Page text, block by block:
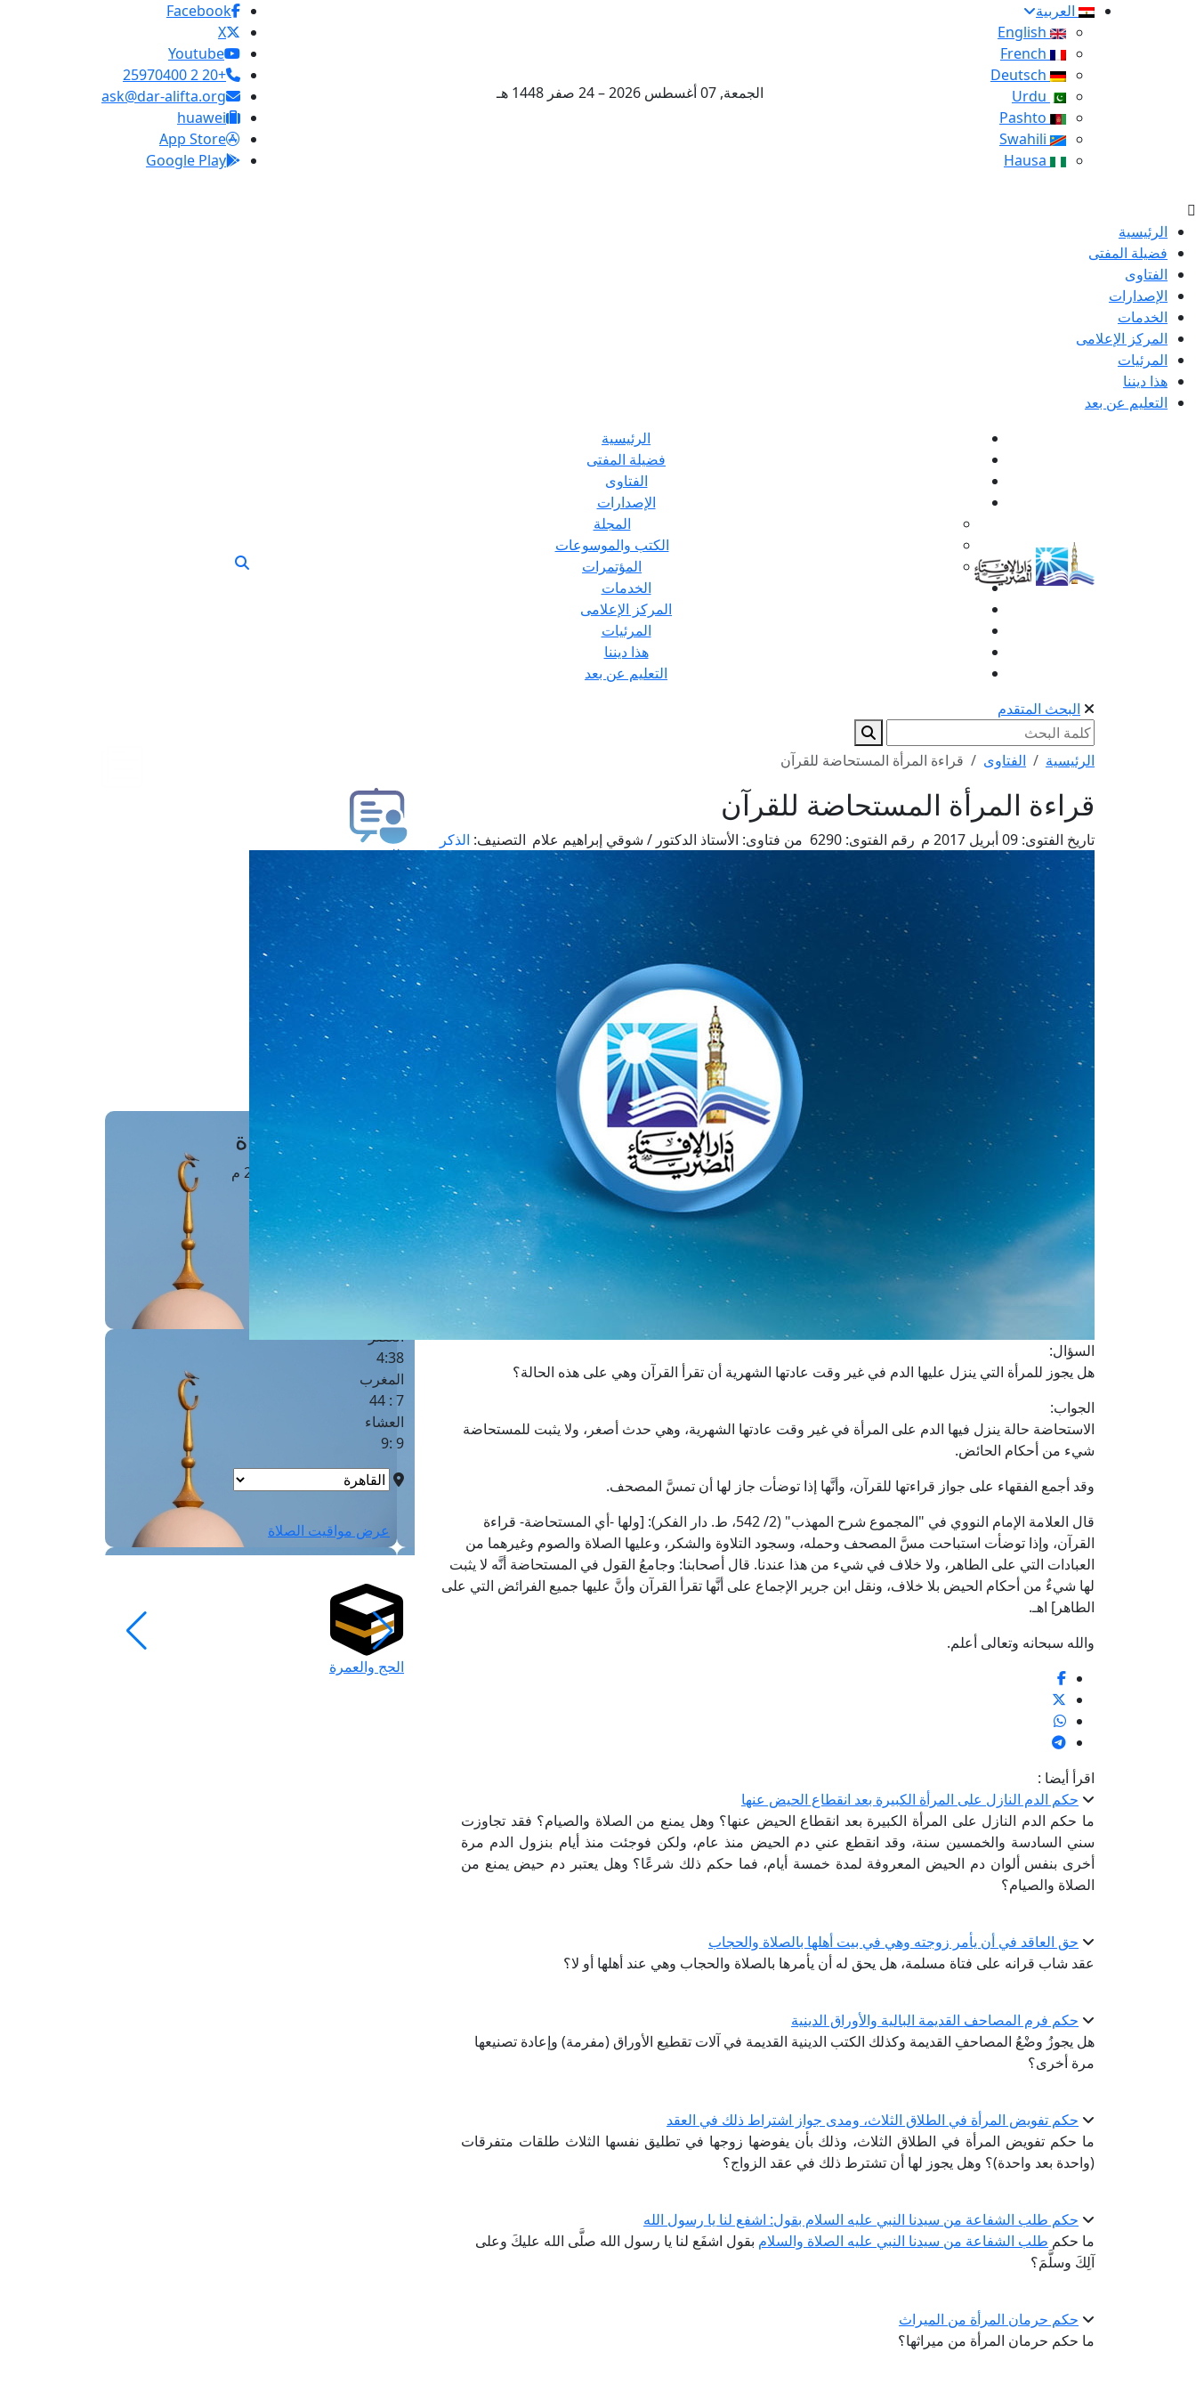
العربية
الجمعة, 07 أغسطس 2026 – 24 صفر 1448 هـ
Facebook
X
Youtube
+20 2 25970400
ask@dar-alifta.org
huawei
App Store
Google Play
الرئيسية
فضيلة المفتى
الفتاوى
الإصدارات
الخدمات
المركز الإعلامى
المرئيات
هذا ديننا
التعليم عن بعد
الرئيسية
فضيلة المفتى
الفتاوى
الإصدارات
المجلة
الكتب والموسوعات
المؤتمرات
الخدمات
المركز الإعلامى
المرئيات
هذا ديننا
التعليم عن بعد
البحث المتقدم
الرئيسية الفتاوى قراءة المرأة المستحاضة للقرآن
قراءة المرأة المستحاضة للقرآن
تاريخ الفتوى: رقم الفتوى: 6290 من فتاوى: الأستاذ الدكتور / شوقي إبراهيم علام التصنيف: الذكر
السؤال:
هل يجوز للمرأة التي ينزل عليها الدم في غير وقت عادتها الشهرية أن تقرأ القرآن وهي على هذه الحالة؟
الجواب:
الاستحاضة حالة ينزل فيها الدم على المرأة في غير وقت عادتها الشهرية، وهي حدث أصغر، ولا يثبت للمستحاضة
شيء من أحكام الحائض.
وقد أجمع الفقهاء على جواز قراءتها للقرآن، وأنَّها إذا توضأت جاز لها أن تمسَّ المصحف.
قال العلامة الإمام النووي في "المجموع شرح المهذب" (2/ 542، ط. دار الفكر): [ولها -أي المستحاضة- قراءة
القرآن، وإذا توضأت استباحت مسَّ المصحف وحمله، وسجود التلاوة والشكر، وعليها الصلاة والصوم وغيرهما من
العبادات التي على الطاهر، ولا خلاف في شيء من هذا عندنا. قال أصحابنا: وجامعُ القول في المستحاضة أنَّه لا يثبت
لها شيءٌ من أحكام الحيض بلا خلاف، ونقل ابن جرير الإجماع على أنَّها تقرأ القرآن وأنَّ عليها جميع الفرائض التي على
الطاهر] اهـ.
والله سبحانه وتعالى أعلم.
اقرأ أيضا :
حكم الدم النازل على المرأة الكبيرة بعد انقطاع الحيض عنها
ما حكم الدم النازل على المرأة الكبيرة بعد انقطاع الحيض عنها؟ وهل يمنع من الصلاة والصيام؟ فقد تجاوزت
سني السادسة والخمسين سنة، وقد انقطع عني دم الحيض منذ عام، ولكن فوجئت منذ أيام بنزول الدم مرة
أخرى بنفس ألوان دم الحيض المعروفة لمدة خمسة أيام، فما حكم ذلك شرعًا؟ وهل يعتبر دم حيض يمنع من
الصلاة والصيام؟
حق العاقد في أن يأمر زوجته وهي في بيت أهلها بالصلاة والحجاب
عقد شاب قرانه على فتاة مسلمة، هل يحق له أن يأمرها بالصلاة والحجاب وهي عند أهلها أو لا؟
حكم فرم المصاحف القديمة البالية والأوراق الدينية
هل يجوزُ وضْعُ المصاحفِ القديمة وكذلك الكتب الدينية القديمة في آلات تقطيع الأوراق (مفرمة) وإعادة تصنيعها
مرة أخرى؟
حكم تفويض المرأة في الطلاق الثلاث، ومدى جواز اشتراط ذلك في العقد
ما حكم تفويض المرأة في الطلاق الثلاث، وذلك بأن يفوضها زوجها في تطليق نفسها الثلاث طلقات متفرقات
(واحدة بعد واحدة)؟ وهل يجوز لها أن تشترط ذلك في عقد الزواج؟
حكم طلب الشفاعة من سيدنا النبي عليه السلام بقول: اشفع لنا يا رسول الله
ما حكم طلب الشفاعة من سيدنا النبي عليه الصلاة والسلام بقول اشفَع لنا يا رسول الله صلَّى الله عليكَ وعلى
آلِكَ وسلَّمَ؟
حكم حرمان المرأة من الميراث
ما حكم حرمان المرأة من ميراثها؟
طلب فتوى
استعلام عن فتوى
حجز موعد
الفتوى الهاتفية
مَواقِيتُ الصَّـــلاة
القاهرة · 07 أغسطس 2026 م
الفجر
4 :41
الشروق
العصر
4:38
المغرب
7 : 44
العشاء
9 :9
عرض مواقيت الصلاة
الحج والعمرة